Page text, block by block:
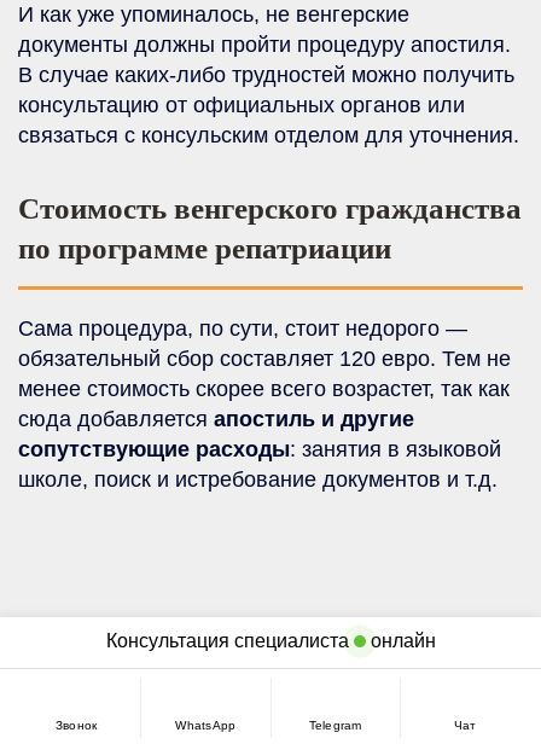
И как уже упоминалось, не венгерские
документы должны пройти процедуру апостиля.
В случае каких-либо трудностей можно получить
консультацию от официальных органов или
связаться с консульским отделом для уточнения.
Стоимость венгерского гражданства
по программе репатриации
Сама процедура, по сути, стоит недорого —
обязательный сбор составляет 120 евро. Тем не
менее стоимость скорее всего возрастет, так как
сюда добавляется апостиль и другие
сопутствующие расходы: занятия в языковой
школе, поиск и истребование документов и т.д.
ПОДБЕРЕМ РЕШЕНИЕ ПОД
ВАС
Консультация специалиста онлайн
Звонок WhatsApp Telegram Чат